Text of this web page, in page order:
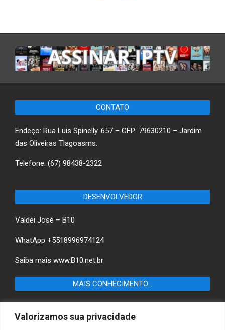
Valorizamos sua privacidade
CONTATO
Endeço: Rua Luis Spinelly. 657 – CEP: 79630210 – Jardim
das Oliveiras Tlagoasms.
Telefone: (67) 98438-2322
DESENVOLVEDOR
Valdei José – B10
WhatApp +5518996974124
Saiba mais www.B10.net.br
MAIS CONHECIMENTO…
Castilho-SP e descubra as melhores empresas e serviços